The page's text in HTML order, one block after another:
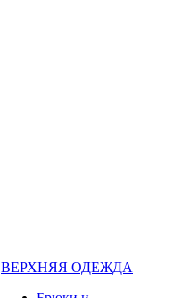
ВЕРХНЯЯ ОДЕЖДА